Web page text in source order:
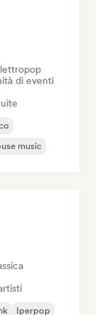
di eventi
music
Iperpop